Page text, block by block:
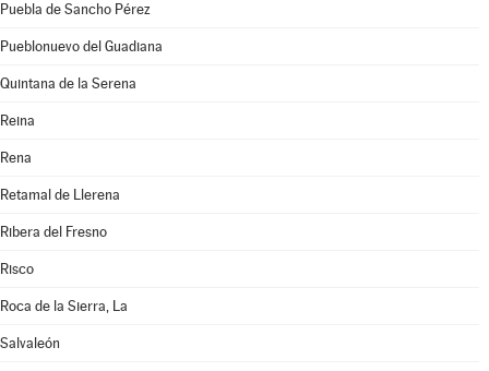
Puebla de Sancho Pérez
Pueblonuevo del Guadiana
Quintana de la Serena
Reina
Rena
Retamal de Llerena
Ribera del Fresno
Risco
Roca de la Sierra, La
Salvaleón